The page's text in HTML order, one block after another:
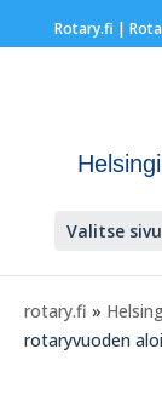
Rotary.fi |
Valitse sivu
rotary.fi »
rotaryvuoden